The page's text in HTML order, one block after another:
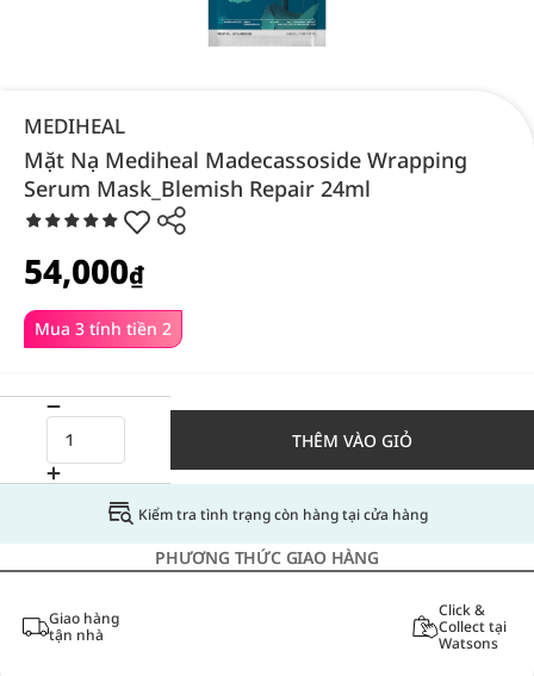
MEDIHEAL
Mặt Nạ Mediheal Madecassoside Wrapping
Serum Mask_Blemish Repair 24ml
Mua 3 tính tiền 2
54,000₫
THÊM VÀO GIỎ
Kiểm tra tình trạng còn hàng tại cửa hàng
PHƯƠNG THỨC GIAO HÀNG
Giao hàng
tận nhà
Click &
Collect tại
Watsons